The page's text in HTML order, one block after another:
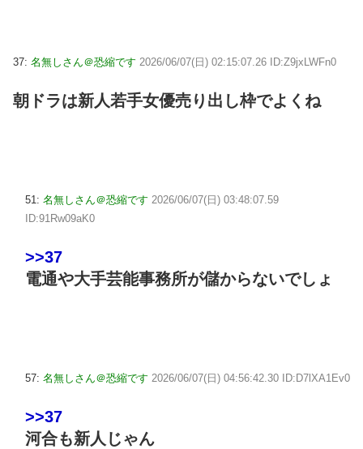
37: 名無しさん＠恐縮です 2026/06/07(日) 02:15:07.26 ID:Z9jxLWFn0
朝ドラは新人若手女優売り出し枠でよくね
51: 名無しさん＠恐縮です 2026/06/07(日) 03:48:07.59
ID:91Rw09aK0
>>37
電通や大手芸能事務所が儲からないでしょ
57: 名無しさん＠恐縮です 2026/06/07(日) 04:56:42.30 ID:D7lXA1Ev0
>>37
河合も新人じゃん